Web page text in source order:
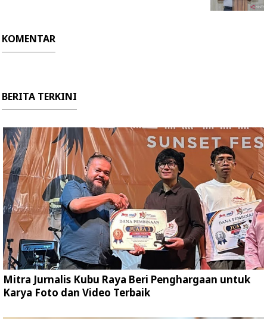
KOMENTAR
BERITA TERKINI
Mitra Jurnalis Kubu Raya Beri Penghargaan untuk
Karya Foto dan Video Terbaik